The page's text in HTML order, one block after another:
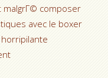
malgrГ© composer
avec le boxer